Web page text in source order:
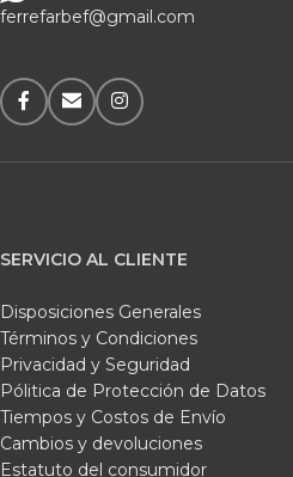
ferrefarbef@gmail.com
SERVICIO AL CLIENTE
Disposiciones Generales
Términos y Condiciones
Privacidad y Seguridad
Pólitica de Protección de Datos
Tiempos y Costos de Envío
Cambios y devoluciones
Estatuto del consumidor